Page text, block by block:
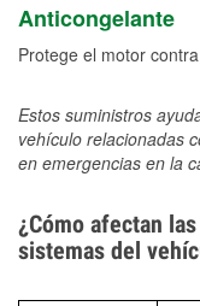
Anticongelante
Protege el motor
Estos suministros
vehículo relacionadas
en emergencias en la
¿Cómo afectan
sistemas del